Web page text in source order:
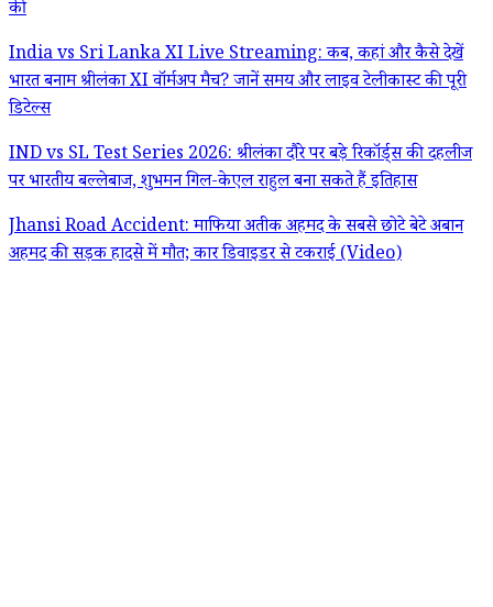
की
India vs Sri Lanka XI Live Streaming: कब, कहां और कैसे देखें
भारत बनाम श्रीलंका XI वॉर्मअप मैच? जानें समय और लाइव टेलीकास्ट की पूरी
डिटेल्स
IND vs SL Test Series 2026: श्रीलंका दौरे पर बड़े रिकॉर्ड्स की दहलीज
पर भारतीय बल्लेबाज, शुभमन गिल-केएल राहुल बना सकते हैं इतिहास
Jhansi Road Accident: माफिया अतीक अहमद के सबसे छोटे बेटे अबान
अहमद की सड़क हादसे में मौत; कार डिवाइडर से टकराई (Video)